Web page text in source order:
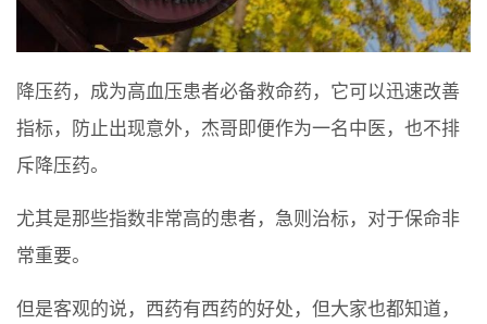
降压药，成为高血压患者必备救命药，它可以迅速改善
指标，防止出现意外，杰哥即便作为一名中医，也不排
斥降压药。
尤其是那些指数非常高的患者，急则治标，对于保命非
常重要。
但是客观的说，西药有西药的好处，但大家也都知道，